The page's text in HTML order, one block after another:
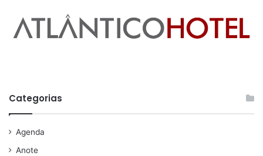
Categorias
Agenda
Anote